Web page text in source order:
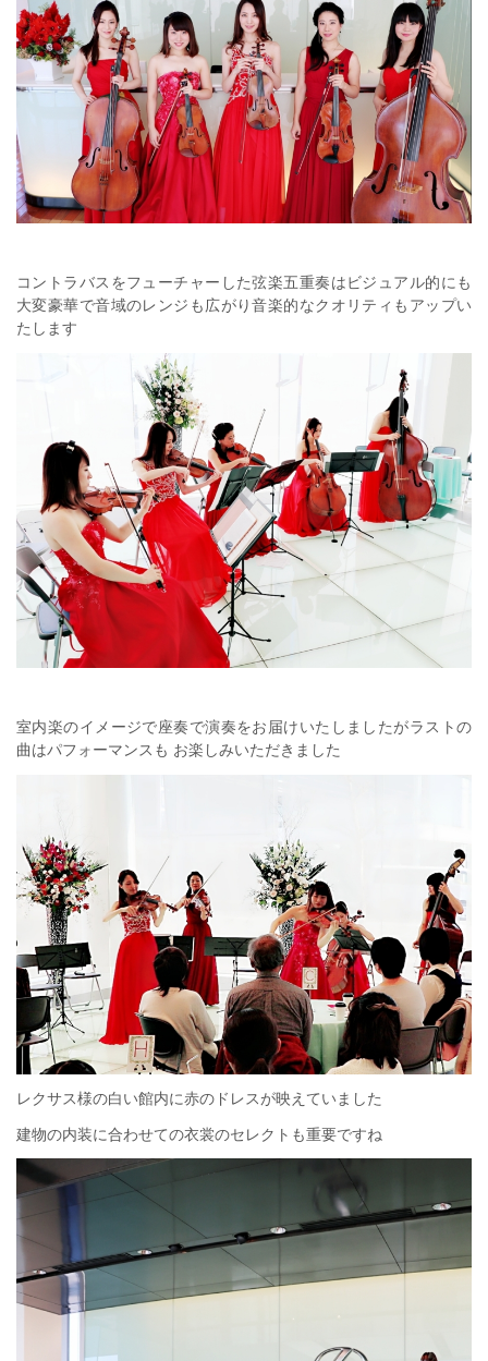
コントラバスをフューチャーした弦楽五重奏はビジュアル的にも
大変豪華で音域のレンジも広がり音楽的なクオリティもアップい
たします
室内楽のイメージで座奏で演奏をお届けいたしましたがラストの
曲はパフォーマンスも お楽しみいただきました
レクサス様の白い館内に赤のドレスが映えていました
建物の内装に合わせての衣裳のセレクトも重要ですね